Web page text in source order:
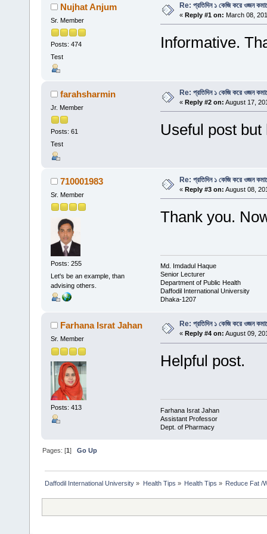
Nujhat Anjum
Sr. Member
Posts: 474
Test
Re: প্রতিদিন ১ কেজি করে ওজন
« Reply #1 on: March 08,
Informative.
farahsharmin
Jr. Member
Posts: 61
Test
Re: প্রতিদিন ১ কেজি করে ওজন
« Reply #2 on: August 17,
Useful post
710001983
Sr. Member
Posts: 255
Let's be an example, than
advising others.
Re: প্রতিদিন ১ কেজি করে ওজন
« Reply #3 on: August 08,
Thank you.
Md. Imdadul Haque
Senior Lecturer
Department of Public Health
Daffodil International University
Dhaka-1207
Farhana Israt Jahan
Sr. Member
Posts: 413
Re: প্রতিদিন ১ কেজি করে ওজন
« Reply #4 on: August 09,
Helpful post.
Farhana Israt Jahan
Assistant Professor
Dept. of Pharmacy
Pages: [1]Go Up
Daffodil International University » Health Tips » Health Tips » Reduce Fat /